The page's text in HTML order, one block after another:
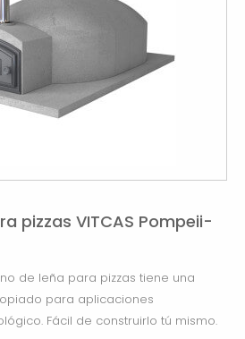
pizzas VITCAS Pompeii-
de leña para pizzas tiene una
para aplicaciones
Fácil de construirlo tú mismo.